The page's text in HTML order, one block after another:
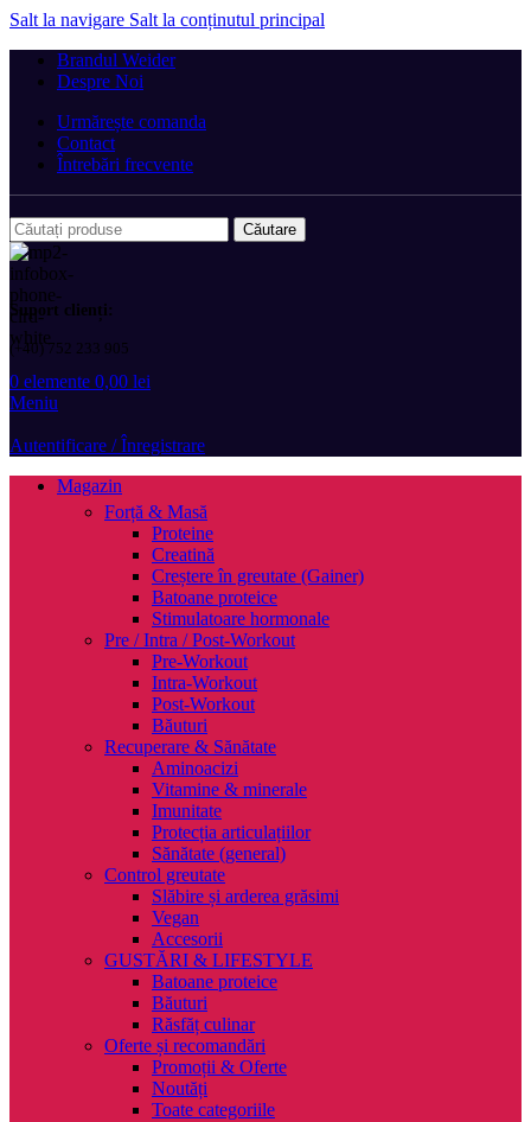
Salt la navigare Salt la conținutul principal
Brandul Weider
Despre Noi
Urmărește comanda
Contact
Întrebări frecvente
Căutare
Suport clienți:
(+40) 752 233 905
0 elemente 0,00 lei
Meniu
Autentificare / Înregistrare
Magazin
Forță & Masă
Proteine
Creatină
Creștere în greutate (Gainer)
Batoane proteice
Stimulatoare hormonale
Pre / Intra / Post-Workout
Pre-Workout
Intra-Workout
Post-Workout
Băuturi
Recuperare & Sănătate
Aminoacizi
Vitamine & minerale
Imunitate
Protecția articulațiilor
Sănătate (general)
Control greutate
Slăbire și arderea grăsimi
Vegan
Accesorii
GUSTĂRI & LIFESTYLE
Batoane proteice
Băuturi
Răsfăț culinar
Oferte și recomandări
Promoții & Oferte
Noutăți
Toate categoriile